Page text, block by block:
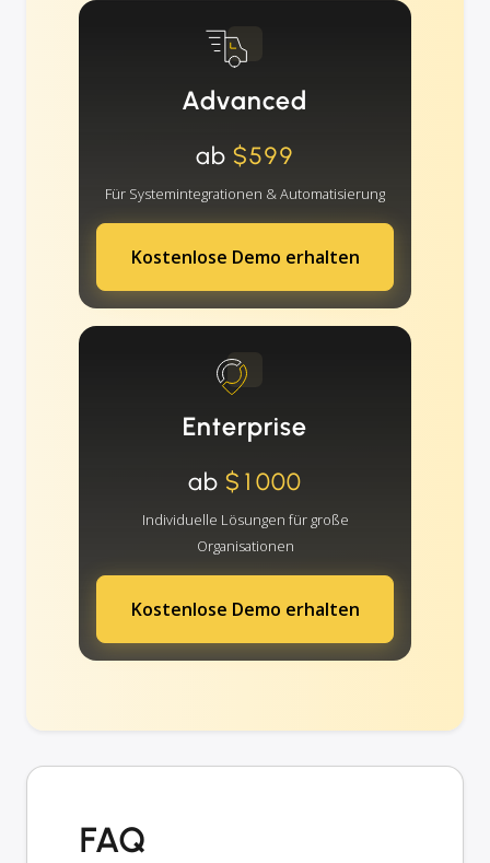
Advanced
ab$599
Für Systemintegrationen & Automatisierung
Kostenlose Demo erhalten
Enterprise
ab$1000
Individuelle Lösungen für große
Organisationen
Kostenlose Demo erhalten
FAQ